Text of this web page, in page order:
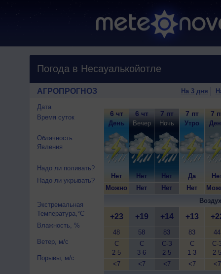
Погода в Несауалькойотле
АГРОПРОГНОЗ На 3 дня
Дата
Время суток
Облачность
Явления
Надо ли поливать?
Надо ли укрывать?
Экстремальная
Температура,°C
Влажность, %
Ветер, м/с
Порывы, м/с
6 чт
День
Нет
Можно
6 чт
Вечер
Нет
Нет
7 пт
Ночь
Нет
Нет
7 пт
Утро
Да
Нет
7
+23
48
С
2-5
<7
+19
58
С
3-6
<7
+14
83
С-З
2-5
<7
+13
83
С
1-3
<7
44
С-
2-5
<7